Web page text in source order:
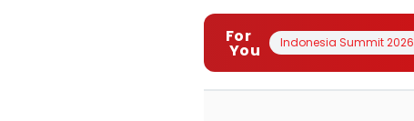
For
You Indonesia Summit 2026